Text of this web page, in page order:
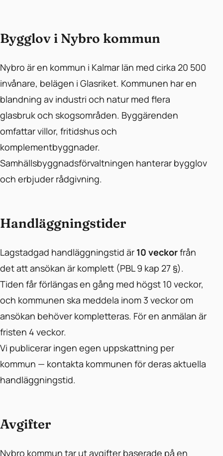
Bygglov i Nybro kommun
Nybro är en kommun i Kalmar län med cirka 20 500
invånare, belägen i Glasriket. Kommunen har en
blandning av industri och natur med flera
glasbruk och skogsområden. Byggärenden
omfattar villor, fritidshus och
komplementbyggnader.
Samhällsbyggnadsförvaltningen hanterar bygglov
och erbjuder rådgivning.
Handläggningstider
Lagstadgad handläggningstid är 10 veckorfrån
det att ansökan är komplett (PBL 9 kap 27 §).
Tiden får förlängas en gång med högst 10 veckor,
och kommunen ska meddela inom 3 veckor om
ansökan behöver kompletteras. För en anmälan är
fristen 4 veckor.
Vi publicerar ingen egen uppskattning per
kommun — kontakta kommunen för deras aktuella
handläggningstid.
Avgifter
Nybro kommun tar ut avgifter baserade på en